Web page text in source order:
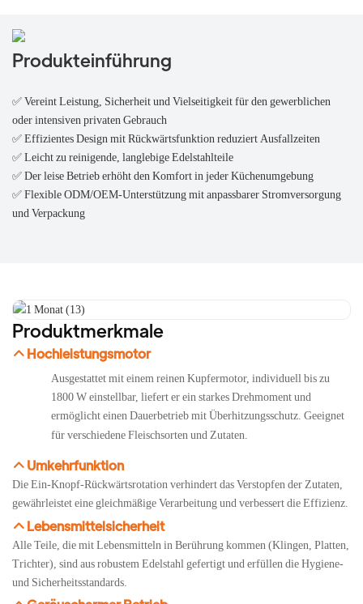
Produkteinführung
✅ Vereint Leistung, Sicherheit und Vielseitigkeit für den gewerblichen
oder intensiven privaten Gebrauch
✅ Effizientes Design mit Rückwärtsfunktion reduziert Ausfallzeiten
✅ Leicht zu reinigende, langlebige Edelstahlteile
✅ Der leise Betrieb erhöht den Komfort in jeder Küchenumgebung
✅ Flexible ODM/OEM-Unterstützung mit anpassbarer Stromversorgung
und Verpackung
Produktmerkmale
Hochleistungsmotor
Ausgestattet mit einem reinen Kupfermotor, individuell bis zu
1800 W einstellbar, liefert er ein starkes Drehmoment und
ermöglicht einen Dauerbetrieb mit Überhitzungsschutz. Geeignet
für verschiedene Fleischsorten und Zutaten.
Umkehrfunktion
Die Ein-Knopf-Rückwärtsrotation verhindert das Verstopfen der Zutaten,
gewährleistet eine gleichmäßige Verarbeitung und verbessert die Effizienz.
Lebensmittelsicherheit
Alle Teile, die mit Lebensmitteln in Berührung kommen (Klingen, Platten,
Trichter), sind aus robustem Edelstahl gefertigt und erfüllen die Hygiene-
und Sicherheitsstandards.